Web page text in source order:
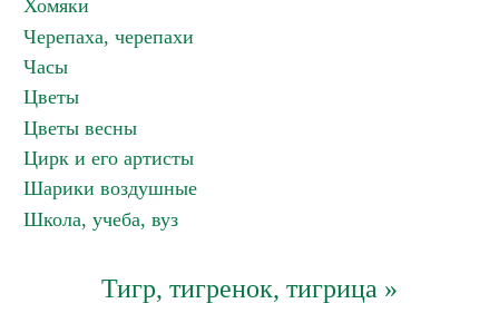
Хомяки
Черепаха, черепахи
Часы
Цветы
Цветы весны
Цирк и его артисты
Шарики воздушные
Школа, учеба, вуз
Тигр, тигренок, тигрица »